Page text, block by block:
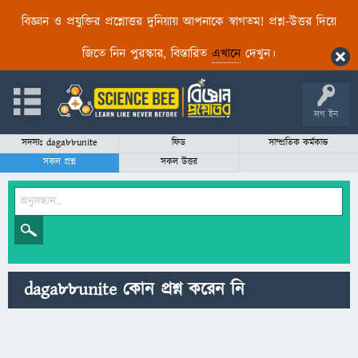
বিজ্ঞান ও প্রযুক্তির প্রশ্নোত্তর দুনিয়ায় আপনাকে স্বাগতম! প্রশ্ন-উত্তর দিয়ে
জিতে নিন পুরস্কার, বিস্তারিত এখানেদেখুন।
লগ ইন
সদস্যঃ daga88unite ফিড
সাম্প্রতিক কর্মকান্ড
সকল প্রশ্ন
সকল উত্তর
daga88unite কোন প্রশ্ন করেন নি